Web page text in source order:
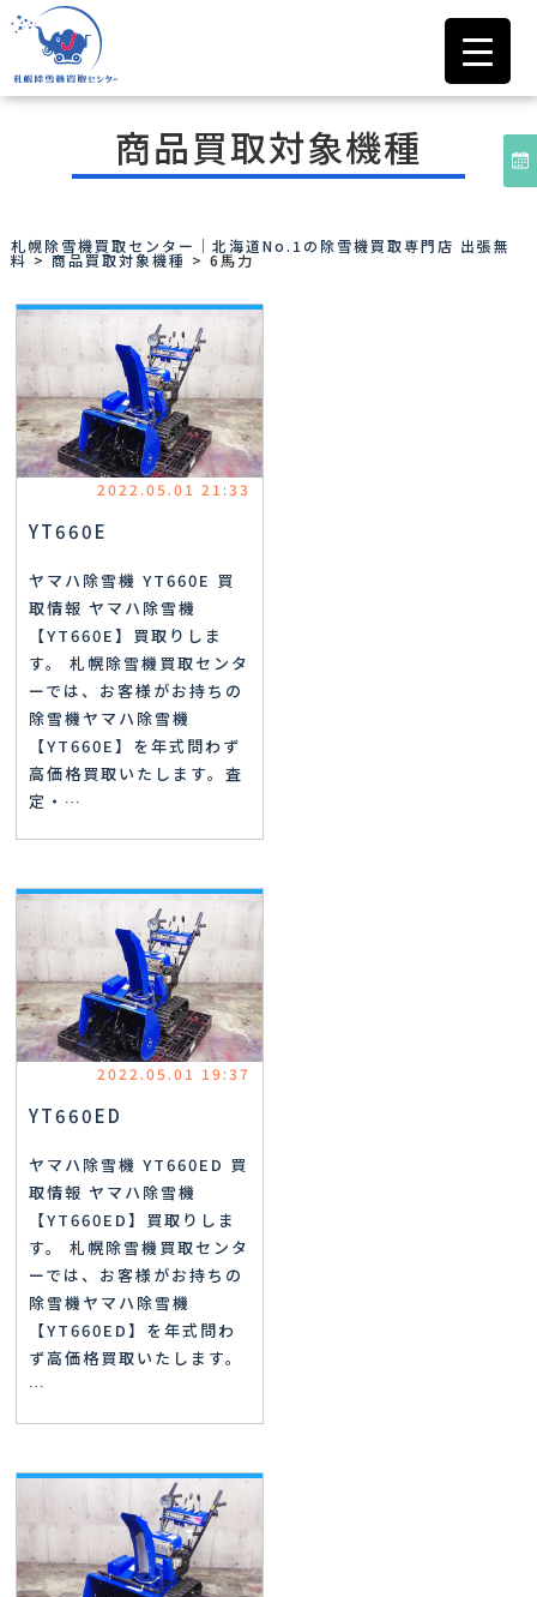
商品買取対象機種
札幌除雪機買取センター｜北海道No.1の除雪機買取専門店 出張無
料 >商品買取対象機種 > 6馬力
2022.05.01 21:33
YT660E
ヤマハ除雪機 YT660E 買
取情報 ヤマハ除雪機
【YT660E】買取りしま
す。 札幌除雪機買取センタ
ーでは、お客様がお持ちの
除雪機ヤマハ除雪機
【YT660E】を年式問わず
高価格買取いたします。査
定・…
2022.05.01 19:37
YT660ED
ヤマハ除雪機 YT660ED 買
取情報 ヤマハ除雪機
【YT660ED】買取りしま
す。 札幌除雪機買取センタ
ーでは、お客様がお持ちの
除雪機ヤマハ除雪機
【YT660ED】を年式問わ
ず高価格買取いたします。
…